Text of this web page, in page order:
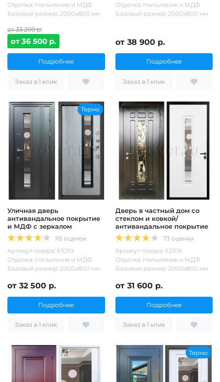
Отделка: Напыление и МДФ
Базовый размер: 2000х800 мм
от 33 200 р.
от 36 500 р.
Подробнее
Заказ в 1 клик
Отделка: Напыление и МДФ
Базовый размер: 2000х800 мм
от 38 900 р.
Подробнее
Заказ в 1 клик
Термо
Уличная дверь
антивандальное покрытие
и МДФ с зеркалом
115 оценок
Артикул товара: Е1059
Отделка: Напыление и МДФ
Базовый размер: 2000х800 мм
от 32 500 р.
Подробнее
Заказ в 1 клик
Дверь в частный дом со
стеклом и ковкой/
антивандальное покрытие
73 оценки
Артикул товара: Е2109
Отделка: Напыление и МДФ
Базовый размер: 2000х800 мм
от 31 600 р.
Подробнее
Заказ в 1 клик
Термо